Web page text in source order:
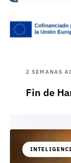
2 SEMANAS
Fin de